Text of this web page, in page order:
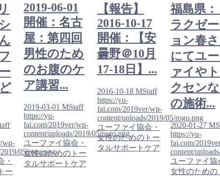
wp-
05/rogo.png
・
ー
2019-06-01
開催：名古
屋：第四回
男性のため
のお腹のケ
ア講習...
2019-03-01 MStaff
https://yu-
fai.com/2019ver/wp-
content/uploads/2019/05/rogo.png
ユーファイ協会・
女性のためのトー
タルサポートケア
【報告】
2016-10-17
開催：【安
曇野＠10月
17-18日】...
2016-10-18 MStaff
https://yu-
fai.com/2019ver/wp-
content/uploads/2019/05/rogo.png
ユーファイ協会・
女性のためのトー
タルサポートケア
福島県
ラクゼ
ョン春
にてユ
ァイや
クセン
の施術...
2020-01-27
https://yu-
fai.com/
content/
ユーファイ協
女性のための